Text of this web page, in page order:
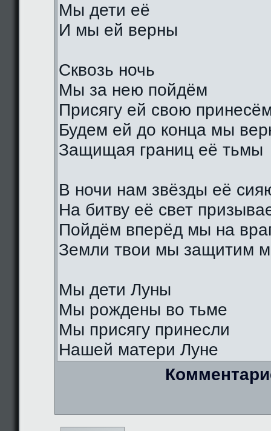
Мы дети её
И мы ей верны
Сквозь ночь
Мы за нею пойдём
Присягу ей свою
Будем ей до конца мы
Защищая границ её тьмы
В ночи нам звёзды её
На битву её свет
Пойдём вперёд мы на
Земли твои мы защитим
Мы дети Луны
Мы рождены во тьме
Мы присягу принесли
Нашей матери Луне